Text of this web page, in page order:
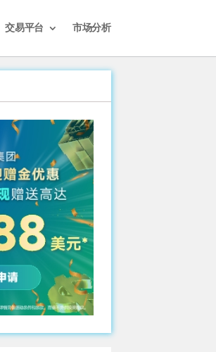
交易平台 市场分析